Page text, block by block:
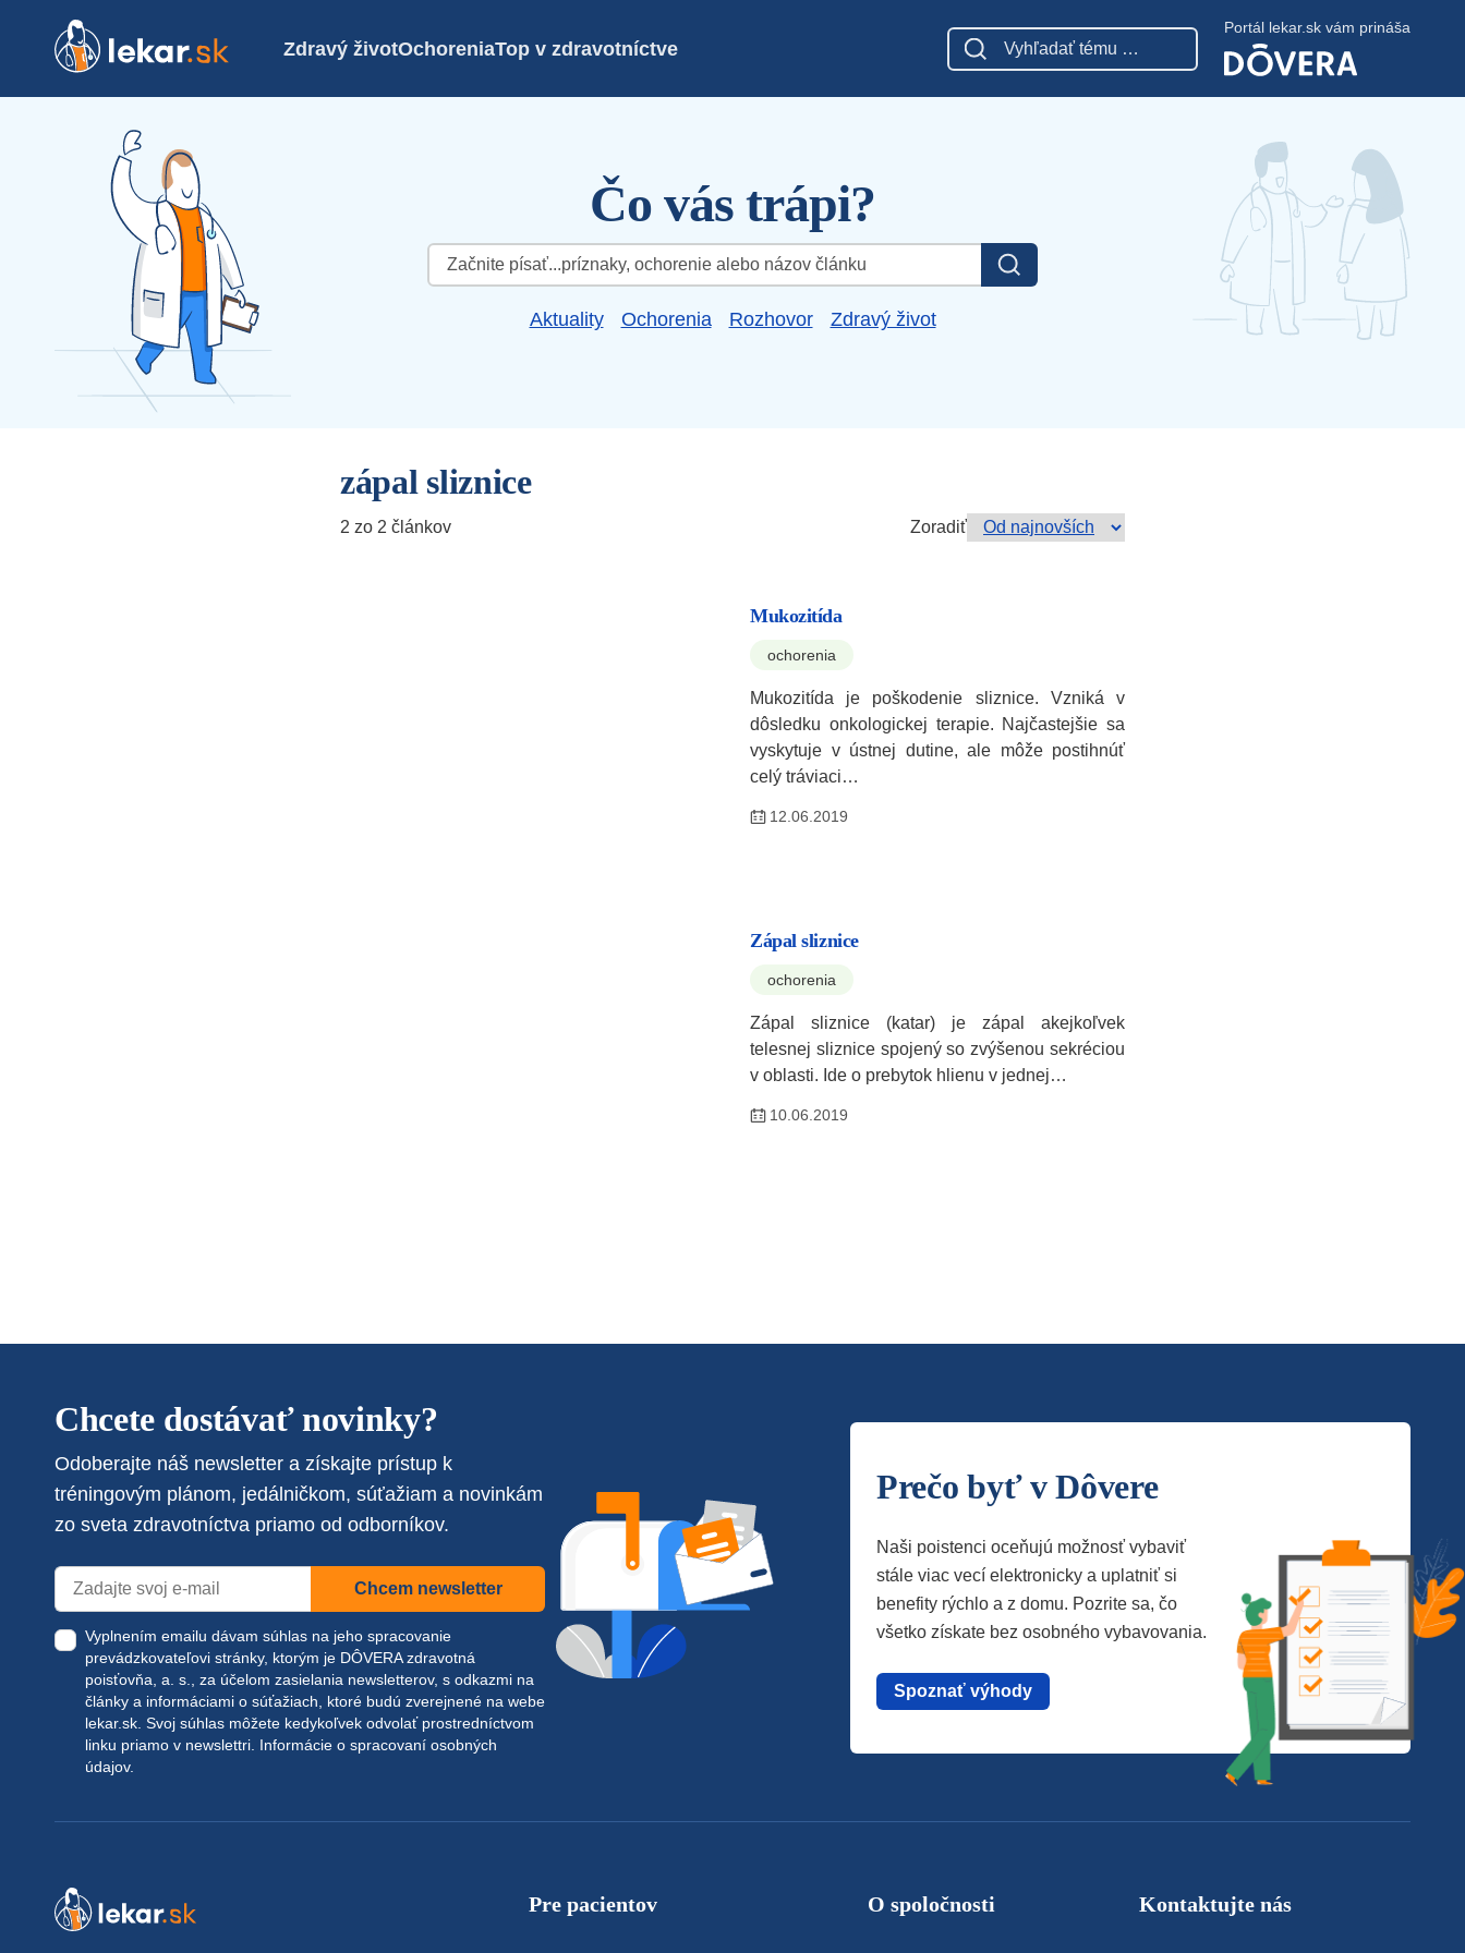
Zdravý životOchoreniaTop v zdravotníctve
Portál lekar.sk vám prináša
Čo vás trápi?
Hľadať:
Aktuality Ochorenia Rozhovor Zdravý život
zápal sliznice
2 zo 2 článkov Zoradiť
Mukozitída
ochorenia
Mukozitída je poškodenie sliznice. Vzniká v
dôsledku onkologickej terapie. Najčastejšie sa
vyskytuje v ústnej dutine, ale môže postihnúť
celý tráviaci…
12.06.2019
Zápal sliznice
ochorenia
Zápal sliznice (katar) je zápal akejkoľvek
telesnej sliznice spojený so zvýšenou sekréciou
v oblasti. Ide o prebytok hlienu v jednej…
10.06.2019
Chcete dostávať novinky?
Odoberajte náš newsletter a získajte prístup k
tréningovým plánom, jedálničkom, súťažiam a novinkám
zo sveta zdravotníctva priamo od odborníkov.
Chcem newsletter
Vyplnením emailu dávam súhlas na jeho spracovanie
prevádzkovateľovi stránky, ktorým je DÔVERA zdravotná
poisťovňa, a. s., za účelom zasielania newsletterov, s odkazmi na
články a informáciami o súťažiach, ktoré budú zverejnené na webe
lekar.sk . Svoj súhlas môžete kedykoľvek odvolať prostredníctvom
linku priamo v newslettri. Informácie o spracovaní osobných
údajov.
Prečo byť v Dôvere
Naši poistenci oceňujú možnosť vybaviť
stále viac vecí elektronicky a uplatniť si
benefity rýchlo a z domu. Pozrite sa, čo
všetko získate bez osobného vybavovania.
Spoznať výhody
Pre pacientov O spoločnosti Kontaktujte nás